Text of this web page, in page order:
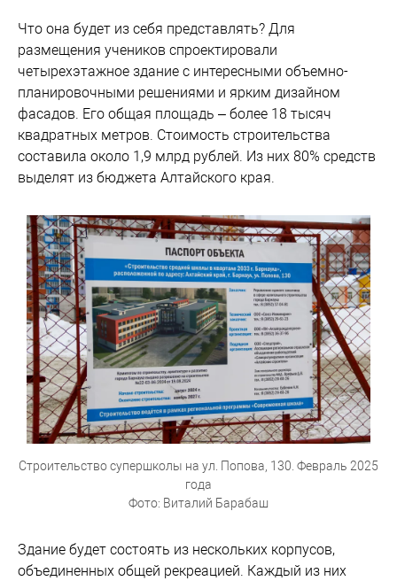
Что она будет из себя представлять? Для
размещения учеников спроектировали
четырехэтажное здание с интересными объемно-
планировочными решениями и ярким дизайном
фасадов. Его общая площадь – более 18 тысяч
квадратных метров. Стоимость строительства
составила около 1,9 млрд рублей. Из них 80% средств
выделят из бюджета Алтайского края.
Строительство супершколы на ул. Попова, 130. Февраль 2025
года
Фото: Виталий Барабаш
Здание будет состоять из нескольких корпусов,
объединенных общей рекреацией. Каждый из них